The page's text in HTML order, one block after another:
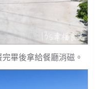
畢後拿給餐廳消磁。